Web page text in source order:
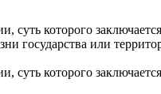
которого
государства или
которого